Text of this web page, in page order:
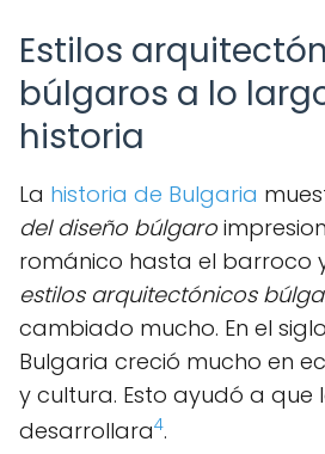
Estilos
búlgaros a lo
historia
La historia de Bulgaria
del diseño búlgaro
románico hasta el barroco
estilos arquitectónicos
cambiado mucho. En el siglo
Bulgaria creció mucho en
y cultura. Esto ayudó a
desarrollara4.